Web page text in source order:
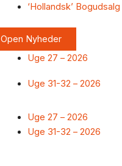
‘Hollandsk’ Bogudsalg
Open Nyheder
Uge 27 – 2026
Uge 31-32 – 2026
Uge 27 – 2026
Uge 31-32 – 2026